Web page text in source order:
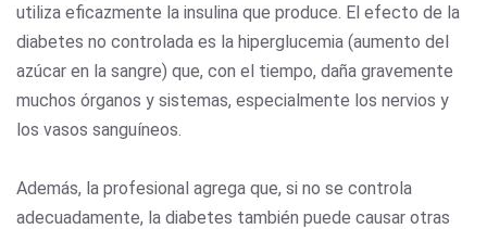
utiliza eficazmente la insulina que produce. El efecto de la
diabetes no controlada es la hiperglucemia (aumento del
azúcar en la sangre) que, con el tiempo, daña gravemente
muchos órganos y sistemas, especialmente los nervios y
los vasos sanguíneos.
Además, la profesional agrega que, si no se controla
adecuadamente, la diabetes también puede causar otras